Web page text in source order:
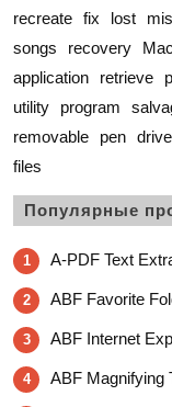
recreate fix lost
songs
recovery Mac
application
retrieve
utility
program
removable
pen drive
files
Популярные
1 A-PDF Text
2 ABF Favorite
3 ABF Internet
4 ABF Magnifying